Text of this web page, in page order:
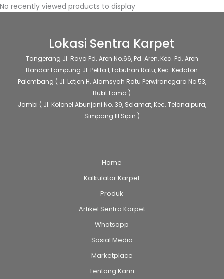
No recently viewed products to display
Lokasi Sentra Karpet
Tangerang Jl. Raya Pd. Aren No.66, Pd. Aren, Kec. Pd. Aren
Bandar Lampung Jl. Pelita I, Labuhan Ratu, Kec. Kedaton
Palembang ( Jl. Letjen H. Alamsyah Ratu Perwiranegara No.53,
Bukit Lama )
Jambi ( Jl. Kolonel Abunjani No. 39, Selamat, Kec. Telanaipura,
Simpang III Sipin )
Home
Kalkulator Karpet
Produk
Artikel Sentra Karpet
Whatsapp
Sosial Media
Marketplace
Tentang Kami